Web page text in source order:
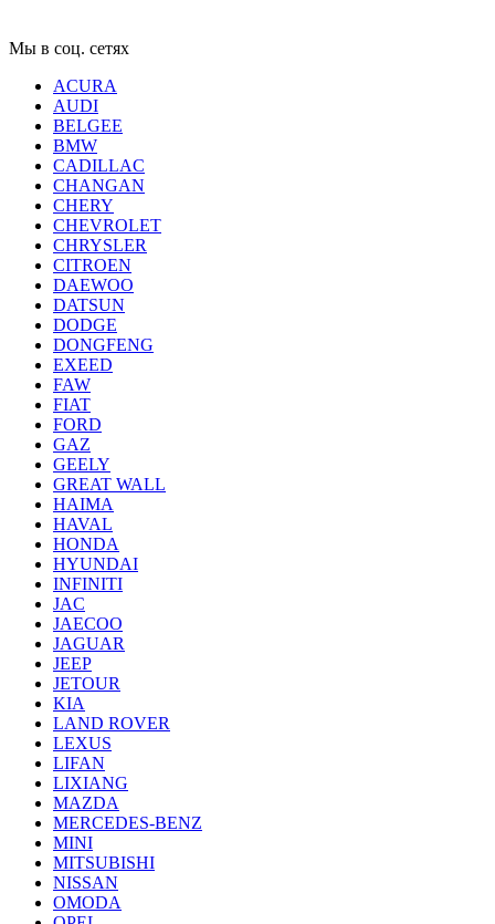
Мы в соц. сетях
ACURA
AUDI
BELGEE
BMW
CADILLAC
CHANGAN
CHERY
CHEVROLET
CHRYSLER
CITROEN
DAEWOO
DATSUN
DODGE
DONGFENG
EXEED
FAW
FIAT
FORD
GAZ
GEELY
GREAT WALL
HAIMA
HAVAL
HONDA
HYUNDAI
INFINITI
JAC
JAECOO
JAGUAR
JEEP
JETOUR
KIA
LAND ROVER
LEXUS
LIFAN
LIXIANG
MAZDA
MERCEDES-BENZ
MINI
MITSUBISHI
NISSAN
OMODA